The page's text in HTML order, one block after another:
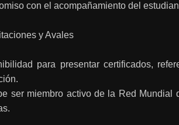
con el acompañamiento del
y Avales
para presentar certificados,
ser miembro activo de la Red Mundial